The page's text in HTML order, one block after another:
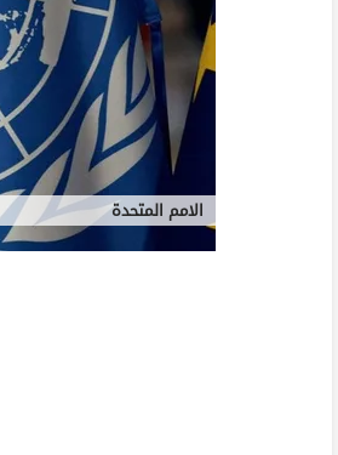
الامم المتحدة